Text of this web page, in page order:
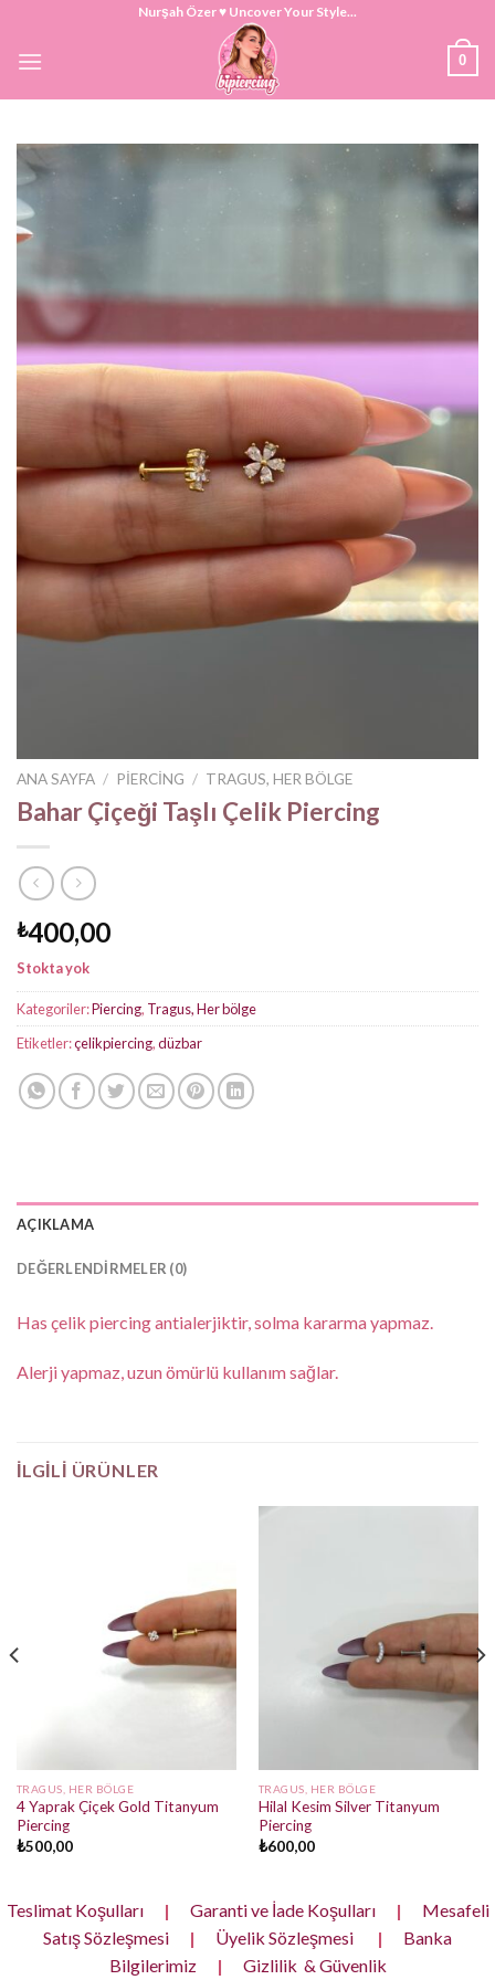
content
Nurşah Özer ♥ Uncover Your Style...
0
ANA SAYFA / PIERCING / TRAGUS, HER BÖLGE
Bahar Çiçeği Taşlı Çelik Piercing
₺400,00
Stokta yok
Kategoriler:Piercing, Tragus, Her bölge
Etiketler:çelikpiercing,düzbar
AÇIKLAMA
DEĞERLENDIRMELER (0)
Has çelik piercing antialerjiktir, solma kararma yapmaz.
Alerji yapmaz, uzun ömürlü kullanım sağlar.
İLGILI ÜRÜNLER
TRAGUS, HER BÖLGE
4 Yaprak Çiçek Gold Titanyum
Piercing
₺500,00
TRAGUS, HER BÖLGE
Hilal Kesim Silver Titanyum
Piercing
₺600,00
Teslimat Koşulları | Garanti ve İade Koşulları |
Mesafeli
Satış Sözleşmesi
| Üyelik Sözleşmesi |
Banka
Bilgilerimiz
| Gizlilik & Güvenlik